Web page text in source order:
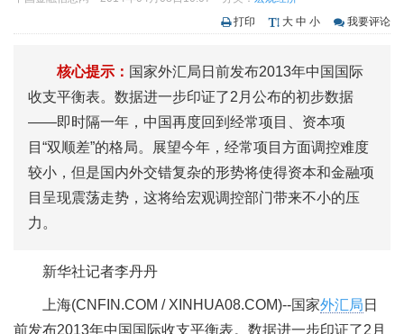
打印
大 中 小 我要评论
核心提示： 国家外汇局日前发布2013年中国国际
收支平衡表。数据进一步印证了2月公布的初步数据
——即时隔一年，中国再度回到经常项目、资本项
目“双顺差”的格局。展望今年，经常项目方面调控难度
较小，但是国内外交错复杂的形势将使得资本和金融项
目呈现震荡走势，这将给宏观调控部门带来不小的压
力。
新华社记者李丹丹
上海(CNFIN.COM / XINHUA08.COM)--国家外汇局 日
前发布2013年中国国际收支平衡表。数据进一步印证了2月